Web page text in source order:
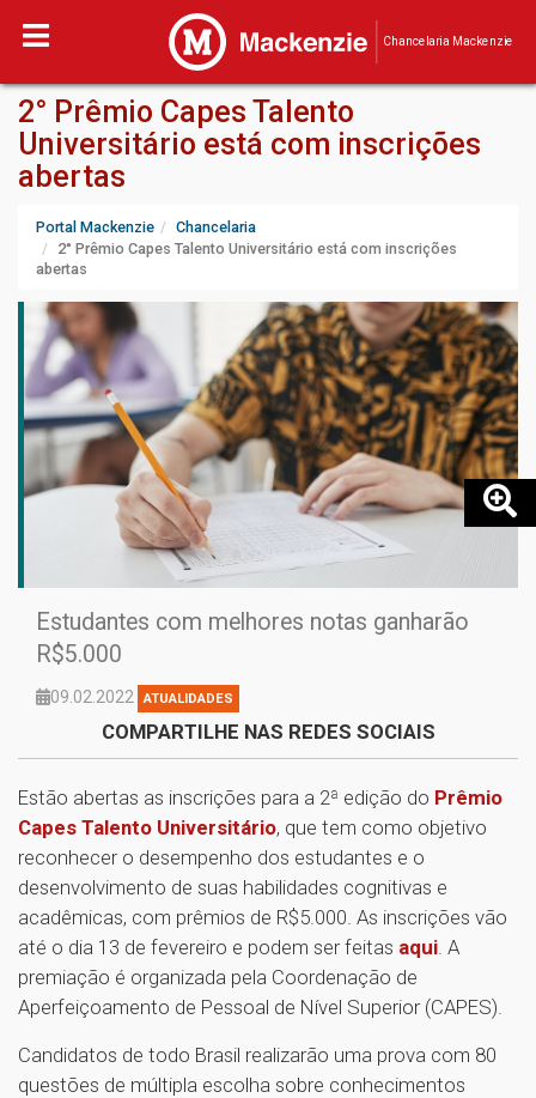
Chancelaria Mackenzie
2° Prêmio Capes Talento
Universitário está com inscrições
abertas
Portal Mackenzie
Chancelaria
2° Prêmio Capes Talento Universitário está com inscrições
abertas
Estudantes com melhores notas ganharão
R$5.000
09.02.2022 ATUALIDADES
COMPARTILHE NAS REDES SOCIAIS
Estão abertas as inscrições para a 2ª edição do Prêmio
Capes Talento Universitário, que tem como objetivo
reconhecer o desempenho dos estudantes e o
desenvolvimento de suas habilidades cognitivas e
acadêmicas, com prêmios de R$5.000. As inscrições vão
até o dia 13 de fevereiro e podem ser feitas aqui . A
premiação é organizada pela Coordenação de
Aperfeiçoamento de Pessoal de Nível Superior (CAPES).
Candidatos de todo Brasil realizarão uma prova com 80
questões de múltipla escolha sobre conhecimentos